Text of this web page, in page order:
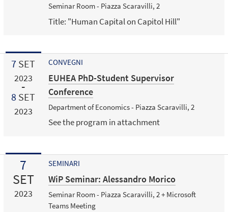
Seminar Room - Piazza Scaravilli, 2
Title: "Human Capital on Capitol Hill"
7 SET
2023
8 SET
2023
CONVEGNI
EUHEA PhD-Student Supervisor
Conference
Department of Economics - Piazza Scaravilli, 2
See the program in attachment
7
SET
2023
SEMINARI
WiP Seminar: Alessandro Morico
Seminar Room - Piazza Scaravilli, 2 + Microsoft
Teams Meeting